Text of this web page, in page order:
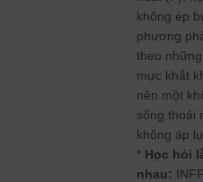
không ép
phương
theo
mực khắt
nên một
sống thoải
không áp
* Học hỏi
nhau: